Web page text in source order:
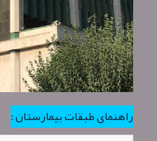
راهنمای طبقات بیمارستان :